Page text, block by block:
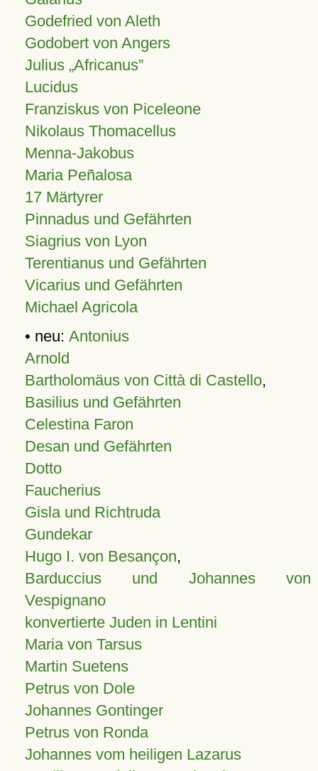
Godefried von Aleth
Godobert von Angers
Julius Africanus
Lucidus
Franziskus von Piceleone
Nikolaus Thomacellus
Menna-Jakobus
Maria Peñalosa
17 Märtyrer
Pinnadus und Gefährten
Siagrius von Lyon
Terentianus und Gefährten
Vicarius und Gefährten
Michael Agricola
• neu: Antonius
Arnold
Bartholomäus von Città di Castello,
Basilius und Gefährten
Celestina Faron
Desan und Gefährten
Dotto
Faucherius
Gisla und Richtruda
Gundekar
Hugo I. von Besançon,
Barduccius und Johannes von
Vespignano
konvertierte Juden in Lentini
Maria von Tarsus
Martin Suetens
Petrus von Dole
Johannes Gontinger
Petrus von Ronda
Johannes vom heiligen Lazarus